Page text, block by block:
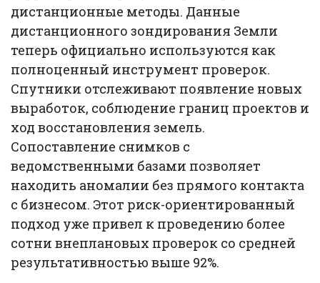
дистанционные методы. Данные
дистанционного зондирования Земли
теперь официально используются как
полноценный инструмент проверок.
Спутники отслеживают появление новых
выработок, соблюдение границ проектов и
ход восстановления земель.
Сопоставление снимков с
ведомственными базами позволяет
находить аномалии без прямого контакта
с бизнесом. Этот риск-ориентированный
подход уже привел к проведению более
сотни внеплановых проверок со средней
результативностью выше 92%.